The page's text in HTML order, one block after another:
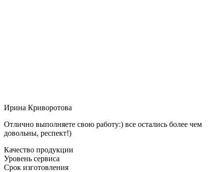
Ирина Криворотова
Отлично выполняете свою работу:) все остались более чем
довольны, респект!)
Качество продукции
Уровень сервиса
Срок изготовления